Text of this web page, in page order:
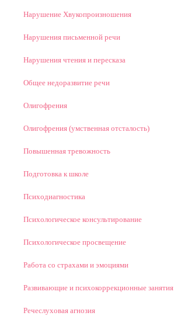
Нарушение Хвукопроизношения
Нарушения письменной речи
Нарушения чтения и пересказа
Общее недоразвитие речи
Олигофрения
Олигофрения (умственная отсталость)
Повышенная тревожность
Подготовка к школе
Психодиагностика
Психологическое консультирование
Психологическое просвещение
Работа со страхами и эмоциями
Развивающие и психокоррекционные занятия
Речеслуховая агнозия